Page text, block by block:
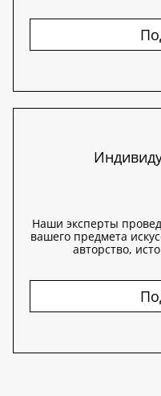
Наши эксперты
вашего предмета
авторство,